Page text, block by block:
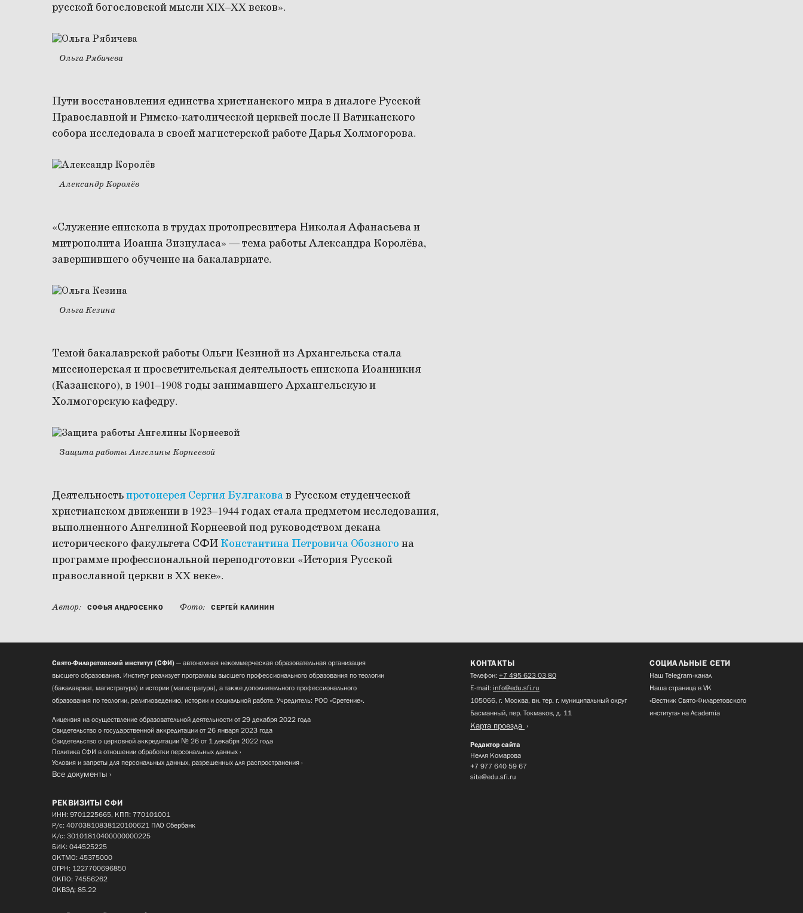
русской богословской мысли XIX–XX веков».
Ольга Рябичева
Пути восстановления единства христианского мира в диалоге Русской
Православной и Римско-католической церквей после II Ватиканского
собора исследовала в своей магистерской работе Дарья Холмогорова.
Александр Королёв
«Служение епископа в трудах протопресвитера Николая Афанасьева и
митрополита Иоанна Зизиуласа» — тема работы Александра Королёва,
завершившего обучение на бакалавриате.
Ольга Кезина
Темой бакалаврской работы Ольги Кезиной из Архангельска стала
миссионерская и просветительская деятельность епископа Иоанникия
(Казанского), в 1901–1908 годы занимавшего Архангельскую и
Холмогорскую кафедру.
Защита работы Ангелины Корнеевой
Деятельностьпротоиерея Сергия Булгаковав Русском студенческой
христианском движении в 1923–1944 годах стала предметом исследования,
выполненного Ангелиной Корнеевой под руководством декана
исторического факультета СФИ Константина Петровича Обозного на
программе профессиональной переподготовки «История Русской
православной церкви в XX веке».
Автор: СОФЬЯ АНДРОСЕНКО Фото: СЕРГЕЙ КАЛИНИН
Свято-Филаретовский институт (СФИ) — автономная некоммерческая образовательная организация
высшего образования. Институт реализует программы высшего профессионального образования по теологии
(бакалавриат, магистратура) и истории (магистратура), а также дополнительного профессионального
образования по теологии, религиоведению, истории и социальной работе. Учредитель: РОО «Сретение».
Лицензия на осуществление образовательной деятельности от 29 декабря 2022 года
Свидетельство о государственной аккредитации от 26 января 2023 года
Свидетельство о церковной аккредитации № 26 от 1 декабря 2022 года
Политика СФИ в отношении обработки персональных данных
Условия и запреты для персональных данных, разрешенных для распространения
Все документы
КОНТАКТЫ
Телефон: +7 495 623 03 80
E-mail: info@edu.sfi.ru
105066, г. Москва, вн. тер. г. муниципальный округ
Басманный, пер. Токмаков, д. 11
Карта проезда
Редактор сайта
Нелля Комарова
+7 977 640 59 67
site@edu.sfi.ru
СОЦИАЛЬНЫЕ СЕТИ
Наш Telegram-канал
Наша страница в VK
«Вестник Свято-Филаретовского
института» на Academia
РЕКВИЗИТЫ СФИ
ИНН: 9701225665, КПП: 770101001
Р/с: 40703810838120100621 ПАО Сбербанк
К/с: 30101810400000000225
БИК: 044525225
ОКТМО: 45375000
ОГРН: 1227700696850
ОКПО: 74556262
ОКВЭД: 85.22